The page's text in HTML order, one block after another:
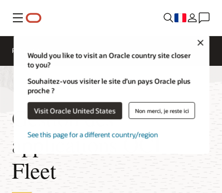
Menu
Would you like to visit an Oracle country site closer
to you?
Souhaitez-vous visiter le site d’un pays Oracle plus
proche ?
Visit Oracle United States Non merci, je reste ici
See this page for a different country/region
Présentation
Gestion des
applications OCI
Fleet